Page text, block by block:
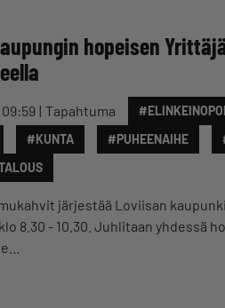
hopeisen
Tapahtuma
#KUNTA #PUHEENAIHE
järjestää Loviisan
8.30 - 10.30. Juhlitaan yhdessä